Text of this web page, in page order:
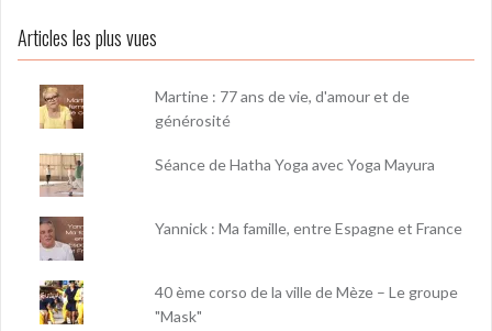
Articles les plus vues
Martine : 77 ans de vie, d'amour et de
générosité
Séance de Hatha Yoga avec Yoga Mayura
Yannick : Ma famille, entre Espagne et France
40 ème corso de la ville de Mèze – Le groupe
"Mask"